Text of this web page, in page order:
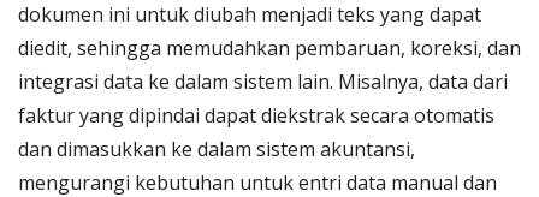
dokumen ini untuk diubah menjadi teks yang dapat
diedit, sehingga memudahkan pembaruan, koreksi, dan
integrasi data ke dalam sistem lain. Misalnya, data dari
faktur yang dipindai dapat diekstrak secara otomatis
dan dimasukkan ke dalam sistem akuntansi,
mengurangi kebutuhan untuk entri data manual dan